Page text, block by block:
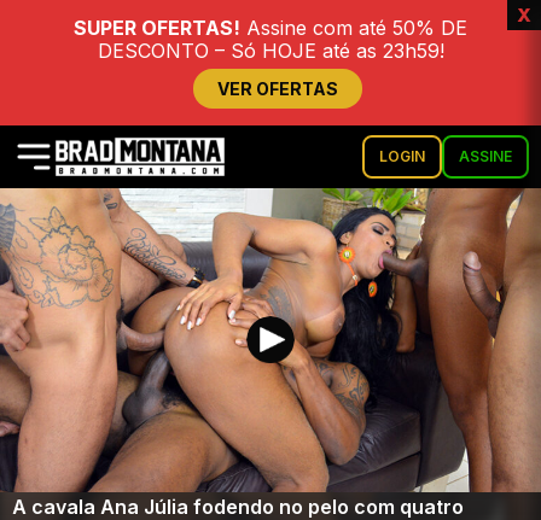
SUPER OFERTAS! Assine com até 50% DE
DESCONTO – Só HOJE até as 23h59!
VER OFERTAS
x
LOGIN ASSINE
A cavala Ana Júlia fodendo no pelo com quatro